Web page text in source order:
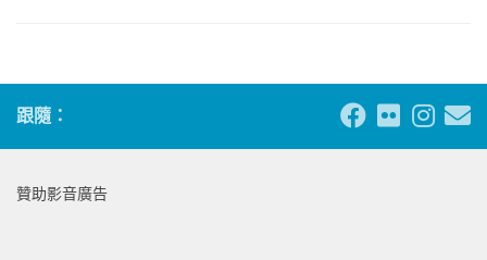
跟隨：
贊助影音廣告